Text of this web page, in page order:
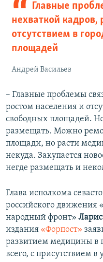
Главные
нехваткой кадров,
отсутствием в
площадей
Андрей Васильев
– Главные проблемы
ростом населения и
свободных площадей.
размещать. Можно
площади, но расти
некуда. Закупается
негде размещать и
Глава исполкома
российского движения
народный фронт»
издания «Форпост»
развитием медицины в
всего, с присутствием